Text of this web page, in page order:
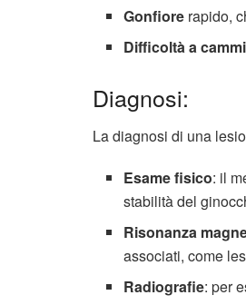
Gonfiore rapido,
Difficoltà a
Diagnosi:
La diagnosi di una
Esame fisico: il
stabilità del
Risonanza
associati, come
Radiografie: per